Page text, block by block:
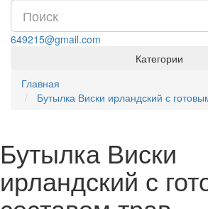
649215@gmail.com
Категории
Главная
Бутылка Виски ирландский с
Бутылка Виски
ирландский с